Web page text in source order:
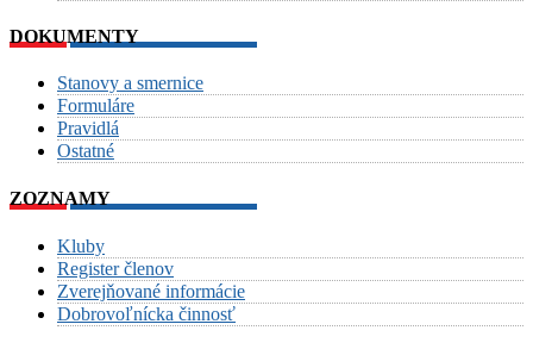
DOKUMENTY
Stanovy a smernice
Formuláre
Pravidlá
Ostatné
ZOZNAMY
Kluby
Register členov
Zverejňované informácie
Dobrovoľnícka činnosť